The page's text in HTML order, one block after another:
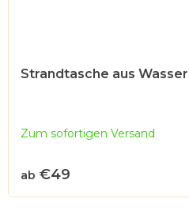
Strandtasche aus
Zum sofortigen Versand
ab €49